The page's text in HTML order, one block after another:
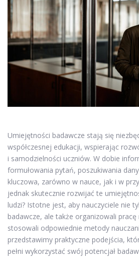
Umiejętności badawcze stają się
współczesnej edukacji, wspierając
i samodzielności uczniów. W dobie
formułowania pytań, poszukiwania
kluczowa, zarówno w nauce, jak i w
jednak skutecznie rozwijać te
ludzi? Istotne jest, aby nauczyciele nie
badawcze, ale także organizowali
stosowali odpowiednie metody
przedstawimy praktyczne podejścia,
pełni wykorzystać swój potencjał